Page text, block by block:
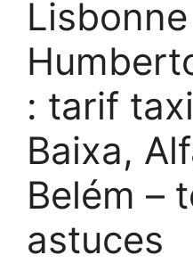
Lisbonne
: tarif
Baixa,
Belém –
astuces